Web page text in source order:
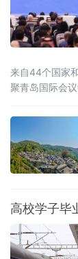
来自44个国家
聚青岛国际会
高校学子毕